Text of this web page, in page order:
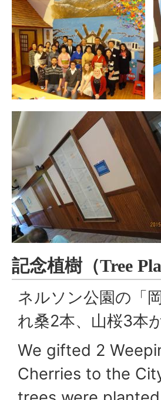
記念植樹（Tree
ネルソン公園の「
れ桑2本、山桜3本
We gifted 2
Cherries to the